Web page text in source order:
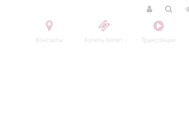
Контакты Купить билет Трансляции